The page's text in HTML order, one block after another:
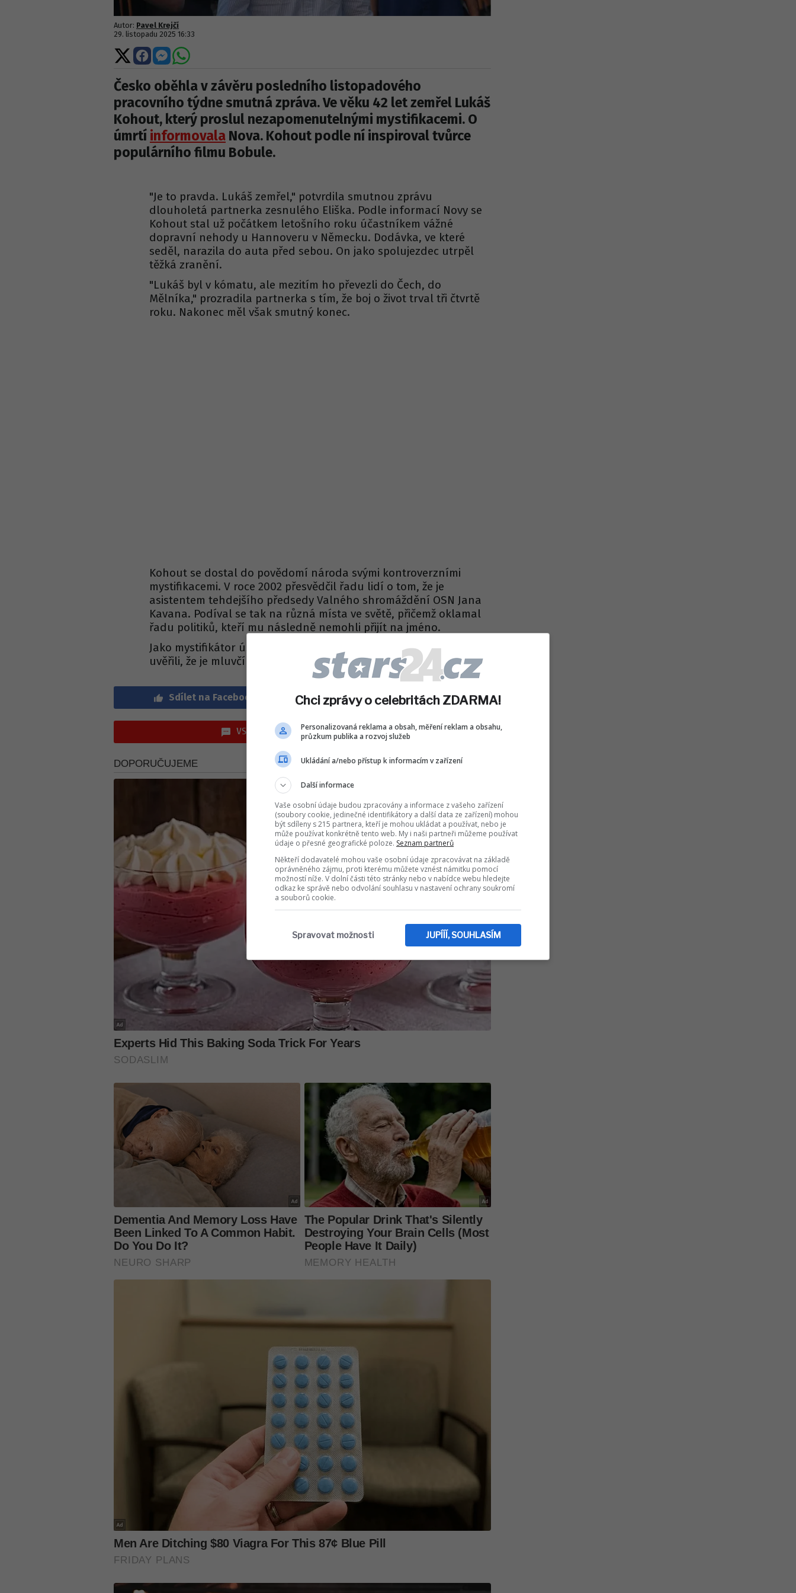
Autor: Pavel Krejčí
29. listopadu 2025 16:33
Sdílet
na
Sdílet
na
Sdílet
na
Sdílet
Česko oběhla v závěru posledního listopadového
pracovního týdne smutná zpráva. Ve věku 42 let zemřel Lukáš
Kohout, který proslul nezapomenutelnými mystifikacemi. O
úmrtí informovala Nova. Kohout podle ní inspiroval tvůrce
populárního filmu Bobule.
"Je to pravda. Lukáš zemřel," potvrdila smutnou zprávu
dlouholetá partnerka zesnulého Eliška. Podle informací Novy se
Kohout stal už počátkem letošního roku účastníkem vážné
dopravní nehody u Hannoveru v Německu. Dodávka, ve které
seděl, narazila do auta před sebou. On jako spolujezdec utrpěl
těžká zranění.
"Lukáš byl v kómatu, ale mezitím ho převezli do Čech, do
Mělníka," prozradila partnerka s tím, že boj o život trval tři čtvrtě
roku. Nakonec měl však smutný konec.
Kohout se dostal do povědomí národa svými kontroverzními
mystifikacemi. V roce 2002 přesvědčil řadu lidí o tom, že je
asistentem tehdejšího předsedy Valného shromáždění OSN Jana
Kavana. Podíval se tak na různá místa ve světě, přičemž oklamal
řadu politiků, kteří mu následně nemohli přijít na jméno.
Jako mystifikátor úspěšně převezl i novináře, kteří mu později
uvěřili, že je mluvčím nelegální technopárty CzechTek.
Sdílet na Facebook Sdílet na WhatsApp
VSTOUPIT DO DISKUZE (0 PŘÍSPĚVKŮ)
Chci zprávy o celebritách ZDARMA!
Personalizovaná reklama a obsah, měření reklam a obsahu,
průzkum publika a rozvoj služeb
Ukládání a/nebo přístup k informacím v zařízení
Další informace
Vaše osobní údaje budou zpracovány a informace z vašeho zařízení
(soubory cookie, jedinečné identifikátory a další data ze zařízení) mohou
být sdíleny s 215 partnera, kteří je mohou ukládat a používat, nebo je
může používat konkrétně tento web. My i naši partneři můžeme používat
údaje o přesné geografické poloze. Seznam partnerů
Někteří dodavatelé mohou vaše osobní údaje zpracovávat na základě
oprávněného zájmu, proti kterému můžete vznést námitku pomocí
možností níže. V dolní části této stránky nebo v nabídce webu hledejte
odkaz ke správě nebo odvolání souhlasu v nastavení ochrany soukromí
a souborů cookie.
JUPÍÍÍ, SOUHLASÍM
Spravovat možnosti